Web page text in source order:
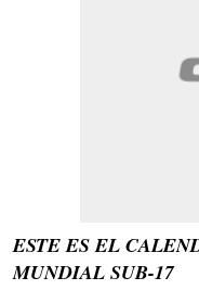
ESTE ES EL
MUNDIAL SUB-17